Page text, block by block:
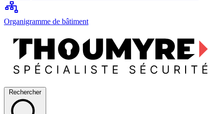
Organigramme de bâtiment
Rechercher